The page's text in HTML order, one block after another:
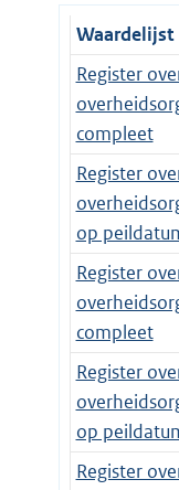
Waardelijst
Register
compleet
Register
op
Register
compleet
Register
op
Register